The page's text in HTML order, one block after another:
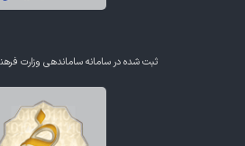
ثبت شده در سامانه ساماندهی وزارت